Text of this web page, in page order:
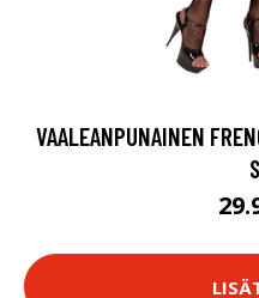
VAALEANPUNAINEN